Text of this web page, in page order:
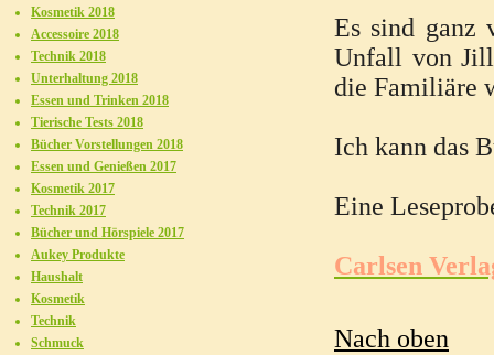
Es sind ganz
Unfall von Jill
die Familiäre
Ich kann das
Eine
Carlsen
Nach oben
Kosmetik 2018
Accessoire 2018
Technik 2018
Unterhaltung 2018
Essen und Trinken 2018
Tierische Tests 2018
Bücher Vorstellungen 2018
Essen und Genießen 2017
Kosmetik 2017
Technik 2017
Bücher und Hörspiele 2017
Aukey Produkte
Haushalt
Kosmetik
Technik
Schmuck